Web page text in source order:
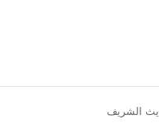
الشريف